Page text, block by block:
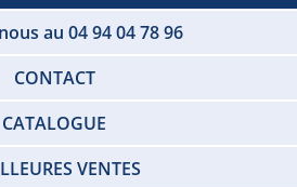
au 04 94 04 78 96
CONTACT
CATALOGUE
VENTES